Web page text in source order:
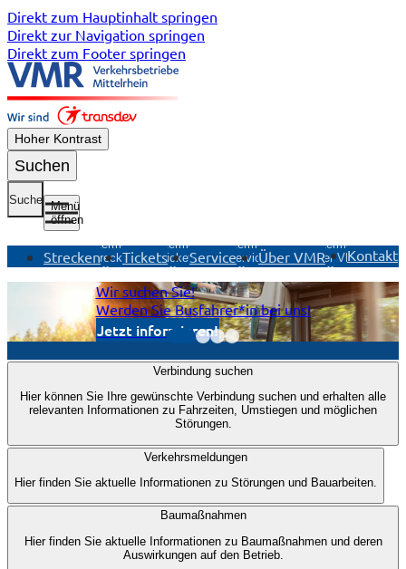
Direkt zum Hauptinhalt springen
Direkt zur Navigation springen
Direkt zum Footer springen
Hoher Kontrast
Suchen
Suche
Menü
öffnen
Strecken
Untermenü
Strecken
öffnen
Tickets
Untermenü
Tickets
öffnen
Service
Untermenü
Service
öffnen
Über VMR
Untermenü
Über VMR
öffnen
Kontakt
Wir suchen Sie!
Werden Sie Busfahrer*in bei uns!
Jetzt informieren!
Anzeige
von
Verbindung suchen
Hier können Sie Ihre gewünschte Verbindung suchen und erhalten alle
relevanten Informationen zu Fahrzeiten, Umstiegen und möglichen
Störungen.
Verkehrsmeldungen
Hier finden Sie aktuelle Informationen zu Störungen und Bauarbeiten.
Baumaßnahmen
Hier finden Sie aktuelle Informationen zu Baumaßnahmen und deren
Auswirkungen auf den Betrieb.